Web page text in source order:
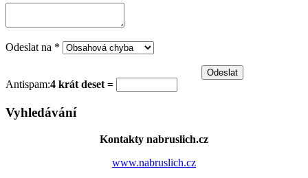
Odeslat na *
Antispam:4 krát deset =
Vyhledávání
Kontakty nabruslich.cz
www.nabruslich.cz